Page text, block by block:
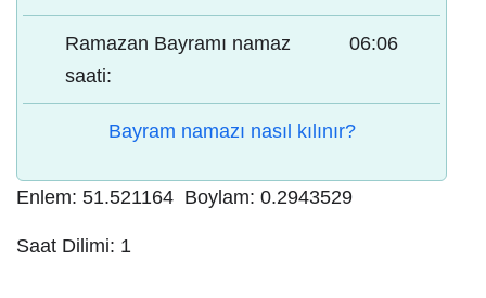
Ramazan Bayramı namaz
saati:
06:06
Bayram namazı nasıl kılınır?
Enlem: 51.521164 Boylam: 0.2943529
Saat Dilimi: 1